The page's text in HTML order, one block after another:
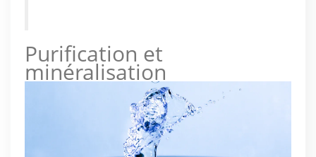
Purification et
minéralisation